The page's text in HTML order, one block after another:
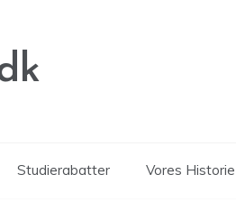
Studierabatter Vores Historie